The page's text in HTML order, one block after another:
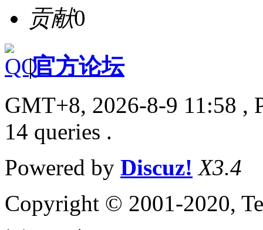
贡献0
|官方论坛
GMT+8, 2026-8-9 11:58 ,
14 queries .
Powered by Discuz! X3.4
Copyright © 2001-2020,